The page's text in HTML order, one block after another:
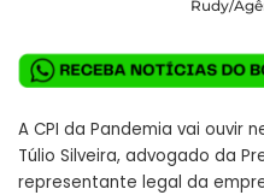
Rudy/
A CPI da Pandemia vai ouvir
Túlio Silveira, advogado da
representante legal da